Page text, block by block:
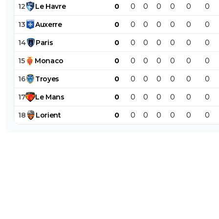
12 Le Havre 0 0 0 0 0 0 0
13 Auxerre 0 0 0 0 0 0 0
14 Paris 0 0 0 0 0 0 0
15 Monaco 0 0 0 0 0 0 0
16 Troyes 0 0 0 0 0 0 0
17 Le Mans 0 0 0 0 0 0 0
18 Lorient 0 0 0 0 0 0 0